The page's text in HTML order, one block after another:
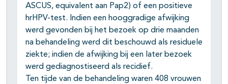
ASCUS, equivalent aan Pap2) of een positieve
hrHPV-test. Indien een hooggradige afwijking
werd gevonden bij het bezoek op drie maanden
na behandeling werd dit beschouwd als residuele
ziekte; indien de afwijking bij een later bezoek
werd gediagnostiseerd als recidief.
Ten tijde van de behandeling waren 408 vrouwen